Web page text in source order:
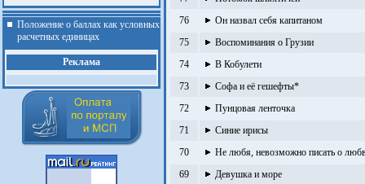
Положение о баллах как условных
расчетных единицах
Реклама
76
Он назвал себя капитаном
75
Воспоминания о Грузии
74
В Кобулети
73
Софа и её гешефты*
72
Пунцовая ленточка
71
Синие ирисы
70
Не любя, невозможно писать о
69
Девушка и море